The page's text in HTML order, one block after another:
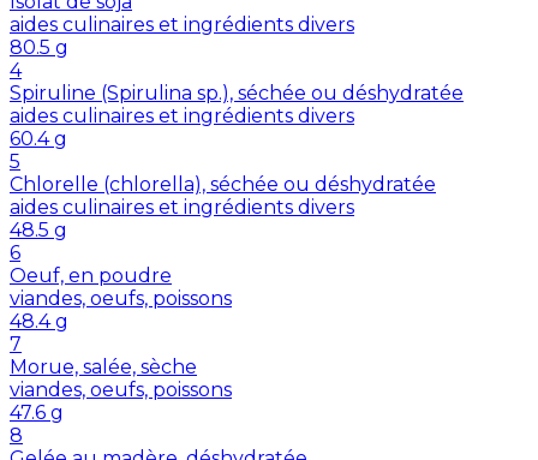
aides culinaires et ingrédients divers
80.5 g
4
Spiruline (Spirulina sp.), séchée ou déshydratée
aides culinaires et ingrédients divers
60.4 g
5
Chlorelle (chlorella), séchée ou déshydratée
aides culinaires et ingrédients divers
48.5 g
6
Oeuf, en poudre
viandes, oeufs, poissons
48.4 g
7
Morue, salée, sèche
viandes, oeufs, poissons
47.6 g
8